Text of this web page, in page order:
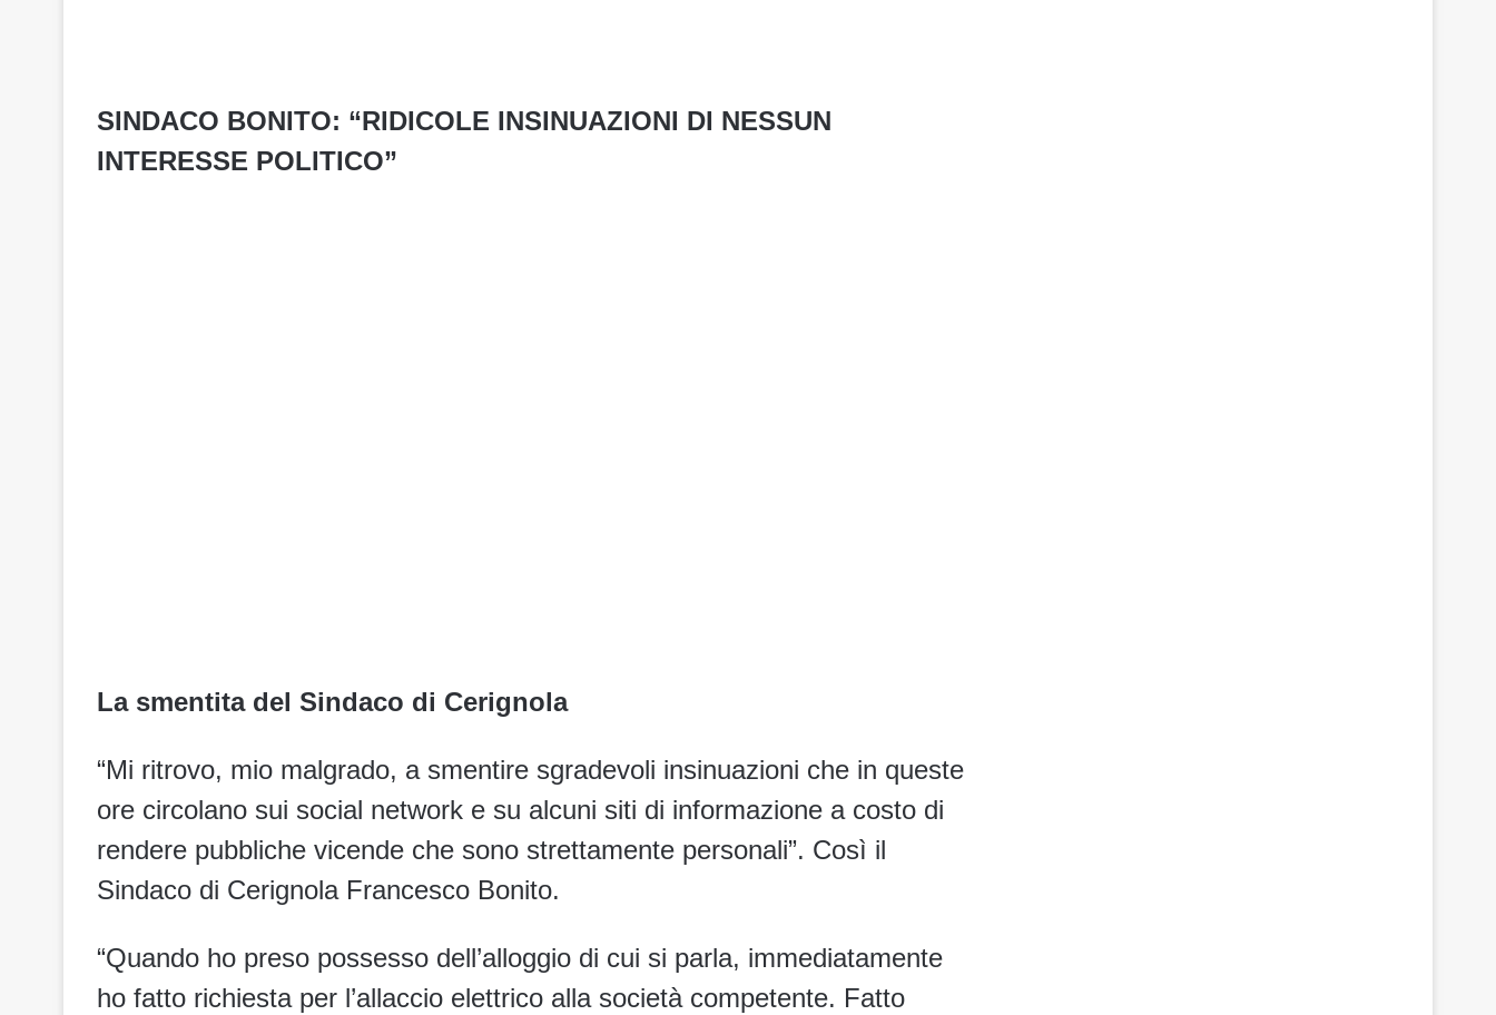
SINDACO BONITO: “RIDICOLE INSINUAZIONI DI NESSUN
INTERESSE POLITICO”
La smentita del Sindaco di Cerignola
“Mi ritrovo, mio malgrado, a smentire sgradevoli insinuazioni che in queste
ore circolano sui social network e su alcuni siti di informazione a costo di
rendere pubbliche vicende che sono strettamente personali”. Così il
Sindaco di Cerignola Francesco Bonito.
“Quando ho preso possesso dell’alloggio di cui si parla, immediatamente
ho fatto richiesta per l’allaccio elettrico alla società competente. Fatto